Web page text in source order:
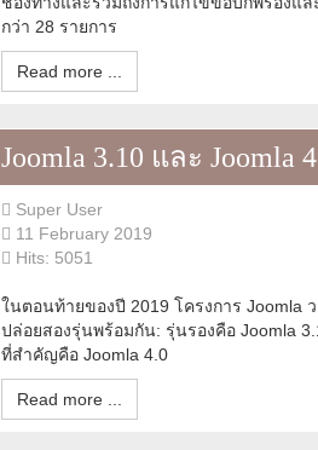
กว่า 28 รายการ
Read more ...
Joomla 3.10 และ Joomla
Super User
11 February 2019
Hits: 5051
ในตอนท้ายของปี 2019 โครงการ Joomla
ปล่อยสองรุ่นพร้อมกัน: รุ่นรองคือ Joomla
ที่สำคัญคือ Joomla 4.0
Read more ...